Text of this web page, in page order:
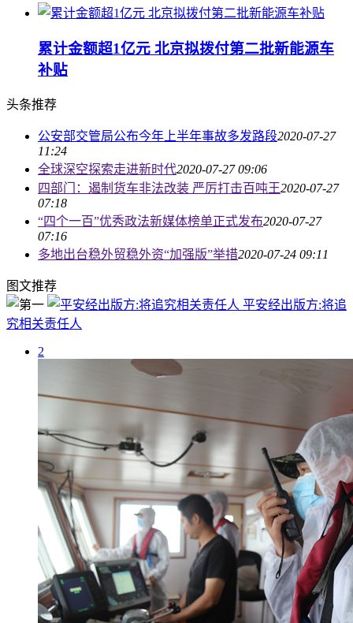
累计金额超1亿元 北京拟拨付第二批新能源车
补贴
头条推荐
公安部交管局公布今年上半年事故多发路段2020-07-27
11:24
全球深空探索走进新时代2020-07-27 09:06
四部门：遏制货车非法改装 严厉打击百吨王2020-07-27
07:18
“四个一百”优秀政法新媒体榜单正式发布2020-07-27
07:16
多地出台稳外贸稳外资“加强版”举措2020-07-24 09:11
图文推荐
平安经出版方:将追
究相关责任人
2